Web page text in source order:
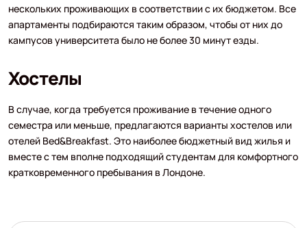
нескольких проживающих в соответствии с их бюджетом. Все
апартаменты подбираются таким образом, чтобы от них до
кампусов университета было не более 30 минут езды.
Хостелы
В случае, когда требуется проживание в течение одного
семестра или меньше, предлагаются варианты хостелов или
отелей Bed&Breakfast. Это наиболее бюджетный вид жилья и
вместе с тем вполне подходящий студентам для комфортного
кратковременного пребывания в Лондоне.